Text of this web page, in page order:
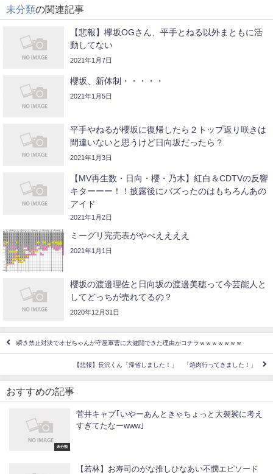
未分類の関連記事
【悲報】欅坂OGさん、平手とねる以外まともに活
動してない
2021年1月7日
櫻坂、新体制・・・・・
2021年1月5日
平手やねるが櫻坂に復帰したら２トップ返り咲きは
間違いないと思うけど日向坂だったら？
2021年1月3日
【MV再生数・日向・櫻・乃木】紅白＆CDTVの反響
キターーー！！披露後にバズったのはもちろんあの
アイド
2021年1月2日
ミーグリ完売表がやべええええ
2021年1月1日
櫻坂の渡邉理佐と日向坂の渡邉美穂って今芸能人と
してどっちが売れてるの？
2020年12月31日
瞬き禁止対決でオゼちゃんが守屋軍曹に大健闘できた理由がコチラｗｗｗｗｗｗｗ
【悲報】長沢くん「帰省しました！」 「焼肉行ってきました！」
おすすめの記事
未分類
菅井キャプ｢いやーあんときゃちょっと大袈裟に考え
すぎてたなーwww｣
【若林】お寿司のがな推しひなあい不憫エピソード